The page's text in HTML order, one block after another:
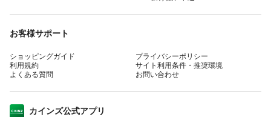
お客様サポート
ショッピングガイド
利用規約
よくある質問
プライバシーポリシー
サイト利用条件・推奨環境
お問い合わせ
カインズ公式アプリ